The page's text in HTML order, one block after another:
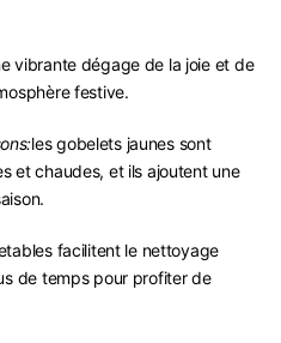
vibrante dégage de la joie et de
festive.
les gobelets jaunes sont
et chaudes, et ils ajoutent une
facilitent le nettoyage
de temps pour profiter de